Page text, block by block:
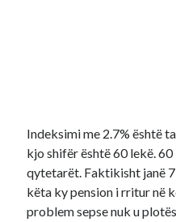
Indeksimi me 2.7% është
kjo shifër është 60 lekë.
qytetarët. Faktikisht janë
këta ky pension i rritur në
problem sepse nuk u